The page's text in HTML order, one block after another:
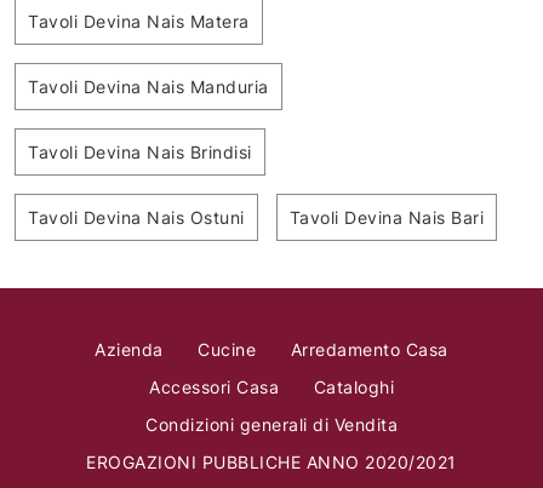
Tavoli Devina Nais Matera
Tavoli Devina Nais Manduria
Tavoli Devina Nais Brindisi
Tavoli Devina Nais Ostuni Tavoli Devina Nais Bari
Azienda Cucine
Arredamento Casa
Accessori Casa
Cataloghi
Condizioni generali di Vendita
EROGAZIONI PUBBLICHE ANNO 2020/2021